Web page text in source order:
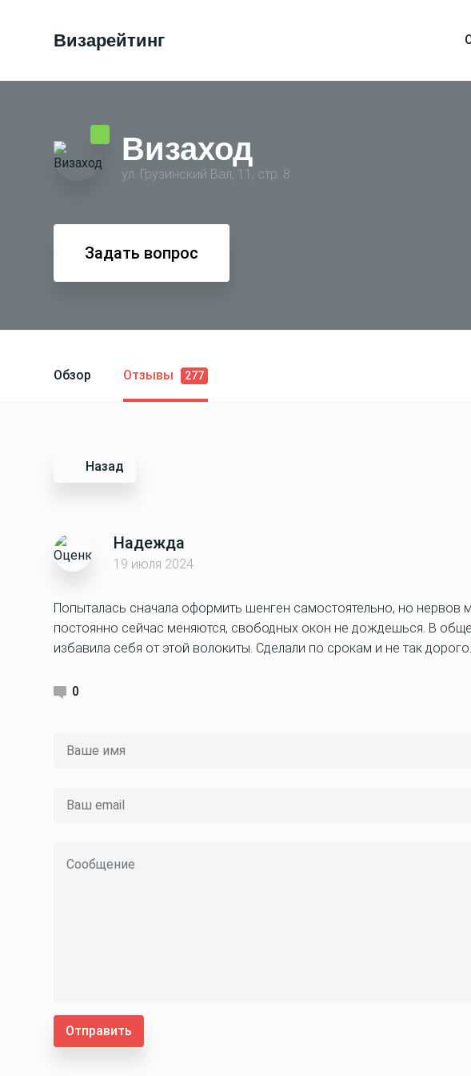
Визарейтинг
Визаход
ул. Грузинский Вал, 11, стр. 8
Задать вопрос
Обзор Отзывы 277
Назад
Надежда
19 июля 2024
Попыталась сначала оформить шенген самостоятельно, но нервов
постоянно сейчас меняются, свободных окон не дождешься. В
избавила себя от этой волокиты. Сделали по срокам и не так дорого.
0
Отправить